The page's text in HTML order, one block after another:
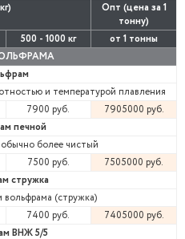
Опт (цена за 1
тонну)
500 - 1000 кг
от 1 тонны
и температурой плавления
7900 руб.
7905000 руб.
печной
более чистый
7500 руб.
7505000 руб.
стружка
(стружка)
7400 руб.
7405000 руб.
ВНЖ 5/5